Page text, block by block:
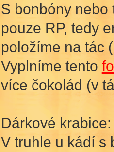
S bonbóny nebo
pouze RP, tedy
položíme na tác
Vyplníme tento
více čokolád (v
Dárkové krabice:
V truhle u kádí s